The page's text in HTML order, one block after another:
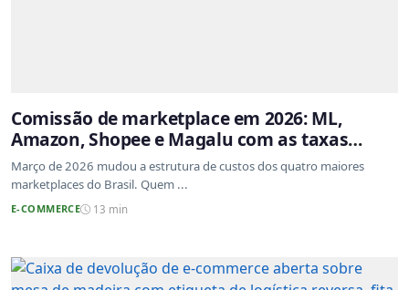
Comissão de marketplace em 2026: ML,
Amazon, Shopee e Magalu com as taxas
atualizadas
Março de 2026 mudou a estrutura de custos dos quatro maiores
marketplaces do Brasil. Quem ...
E-COMMERCE 13 min